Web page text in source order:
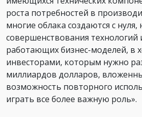
роста потребностей в
многие облака создаются с нуля,
совершенствования технологий
работающих бизнес-моделей, в
инвесторами, которым нужно
миллиардов долларов,
возможность повторного
играть все более важную роль».